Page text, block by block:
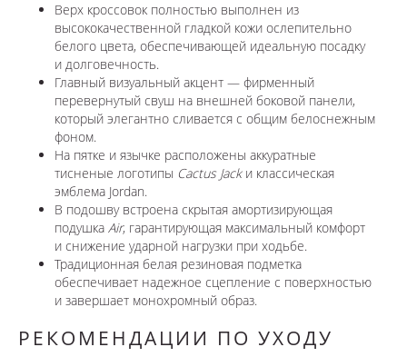
Верх кроссовок полностью выполнен из
высококачественной гладкой кожи ослепительно
белого цвета, обеспечивающей идеальную посадку
и долговечность.
Главный визуальный акцент — фирменный
перевернутый свуш на внешней боковой панели,
который элегантно сливается с общим белоснежным
фоном.
На пятке и язычке расположены аккуратные
тисненые логотипы Cactus Jackи классическая
эмблема Jordan.
В подошву встроена скрытая амортизирующая
подушка Air, гарантирующая максимальный комфорт
и снижение ударной нагрузки при ходьбе.
Традиционная белая резиновая подметка
обеспечивает надежное сцепление с поверхностью
и завершает монохромный образ.
РЕКОМЕНДАЦИИ ПО УХОДУ